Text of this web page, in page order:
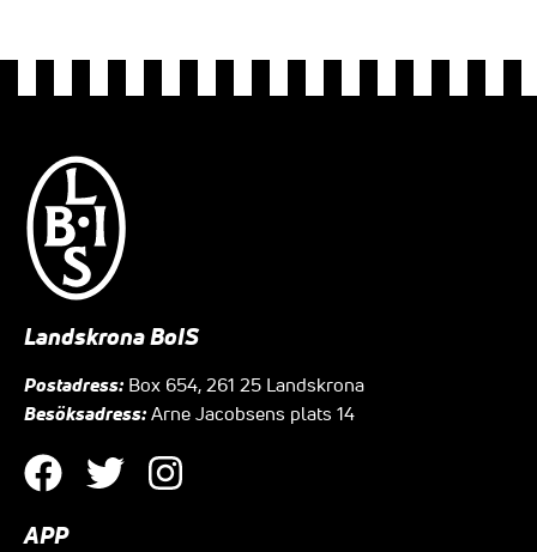
Landskrona BoIS
Postadress: Box 654, 261 25 Landskrona
Besöksadress: Arne Jacobsens plats 14
APP